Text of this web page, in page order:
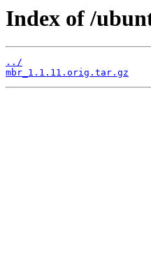
Index of /
../
mbr_1.1.11.orig.tar.gz